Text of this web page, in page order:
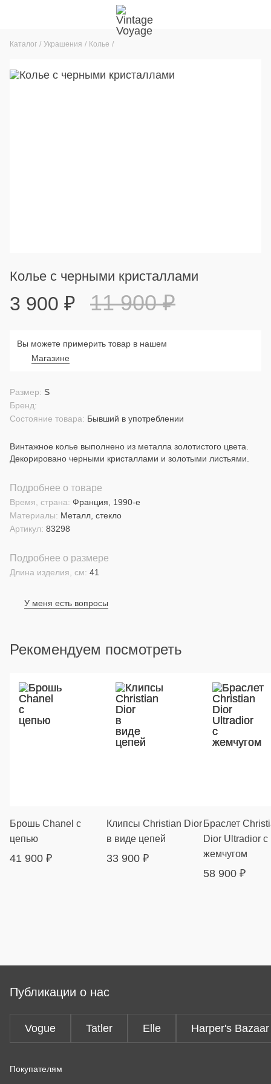
Каталог Украшения Колье
Колье с черными кристаллами
3 900 ₽ 11 900₽
Вы можете примерить товар в нашем
Магазине
Состояние товара: Бывший в употреблении
Бренд:
Размер: S
Винтажное колье выполнено из металла золотистого цвета.
Декорировано черными кристаллами и золотыми листьями.
Подробнее о товаре
Материалы: Металл, стекло
Время, страна: Франция, 1990-е
Артикул: 83298
Подробнее о размере
Длина изделия, см: 41
У меня есть вопросы
Рекомендуем посмотреть
Брошь Chanel с
цепью
41 900 ₽
Клипсы Christian Dior
в виде цепей
33 900 ₽
Браслет
Dior Ultradior с
жемчугом
58 900 ₽
Публикации о нас
Vogue Tatler Elle Harper's Bazaar
Покупателям